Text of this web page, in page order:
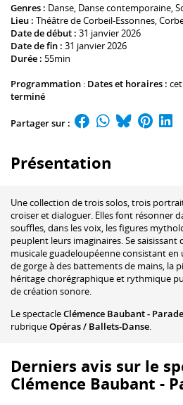
Genres : Danse, Danse contemporaine,
Lieu : Théâtre de Corbeil-Essonnes,
Date de début : 31 janvier 2026
Date de fin : 31 janvier 2026
Durée : 55min
Programmation : Dates et horaires :
terminé
Partager sur :
Présentation
Une collection de trois solos, trois
croiser et dialoguer. Elles font résonner
souffles, dans les voix, les figures
peuplent leurs imaginaires. Se
musicale guadeloupéenne consistant
de gorge à des battements de mains, la
héritage chorégraphique et rythmique
de création sonore.
Le spectacleClémence Baubant -
rubriqueOpéras / Ballets-Danse.
Derniers avis sur le
Clémence Baubant -